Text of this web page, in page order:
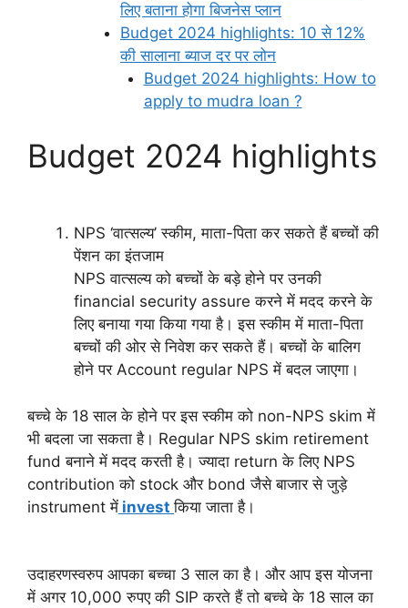
लिए बताना होगा बिजनेस प्लान
Budget 2024 highlights: 10 से 12%
की सालाना ब्याज दर पर लोन
Budget 2024 highlights: How to
apply to mudra loan ?
Budget 2024 highlights
NPS ‘वात्सल्य’ स्कीम, माता-पिता कर सकते हैं बच्चों की
पेंशन का इंतजाम
NPS वात्सल्य को बच्चों के बड़े होने पर उनकी
financial security assure करने में मदद करने के
लिए बनाया गया किया गया है। इस स्कीम में माता-पिता
बच्चों की ओर से निवेश कर सकते हैं। बच्चों के बालिग
होने पर Account regular NPS में बदल जाएगा।
बच्चे के 18 साल के होने पर इस स्कीम को non-NPS skim में
भी बदला जा सकता है। Regular NPS skim retirement
fund बनाने में मदद करती है। ज्यादा return के लिए NPS
contribution को stock और bond जैसे बाजार से जुड़े
instrument में investकिया जाता है।
उदाहरणस्वरुप आपका बच्चा 3 साल का है। और आप इस योजना
में अगर 10,000 रुपए की SIP करते हैं तो बच्चे के 18 साल का